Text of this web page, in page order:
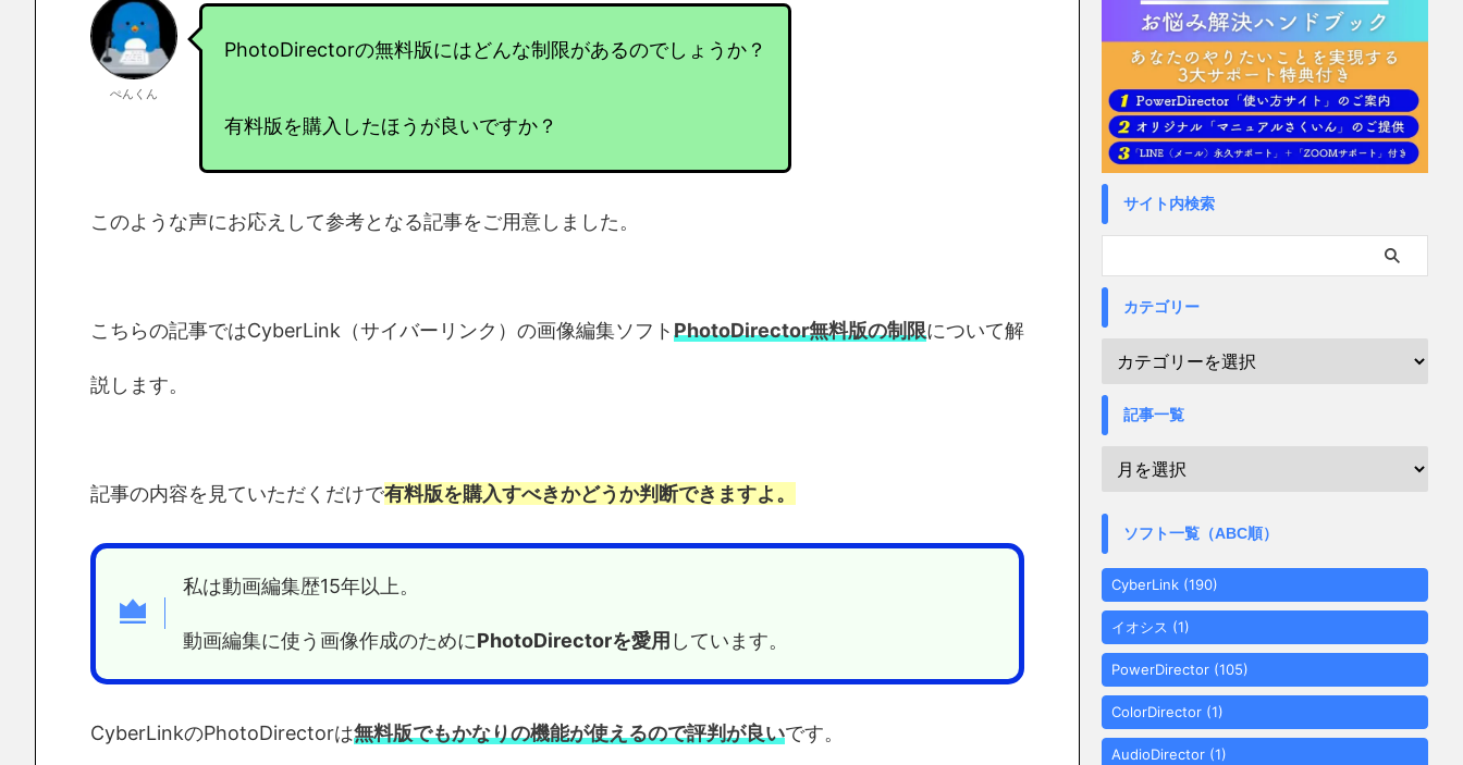
ぺんくん
PhotoDirectorの無料版にはどんな制限があるのでしょうか？
有料版を購入したほうが良いですか？
このような声にお応えして参考となる記事をご用意しました。
こちらの記事ではCyberLink（サイバーリンク）の画像編集ソフトPhotoDirector無料版の制限について解
説します。
記事の内容を見ていただくだけで有料版を購入すべきかどうか判断できますよ。
私は動画編集歴15年以上。
動画編集に使う画像作成のためにPhotoDirectorを愛用 しています。
CyberLinkのPhotoDirectorは無料版でもかなりの機能が使えるので評判が良いです。
サイト内検索
カテゴリー
記事一覧
ソフト一覧（ABC順）
CyberLink (190)
イオシス (1)
PowerDirector (105)
ColorDirector (1)
AudioDirector (1)